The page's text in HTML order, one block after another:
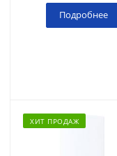
Подробнее
ХИТ ПРОДАЖ